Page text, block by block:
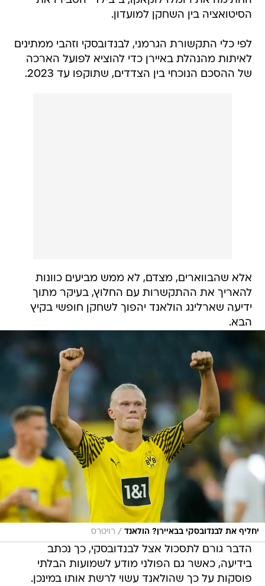
לפי כלי התקשורת הגרמני, לבנדובסקי וזהבי ממתינים
של ההסכם הנוכחי בין הצדדים, שתוקפו עד 2023.
ידיעה שארלינג הולאנד יהפוך לשחקן חופשי בקיץ
הבא.
יחליף את לבנדובסקי בבאיירן? הולאנד /
הדבר גורם לתסכול אצל לבנדובסקי, כך נכתב
בידיעה, כאשר גם הפולני מודע לשמועות הבלתי
פוסקות על כך שהולאנד עשוי לרשת אותו במינכן.
עצם העובדה שהמנהל המקצועי סאילמידצ'יץ' חסן
אישר בפומבי את ההתעניינות של באיירן בכוכב